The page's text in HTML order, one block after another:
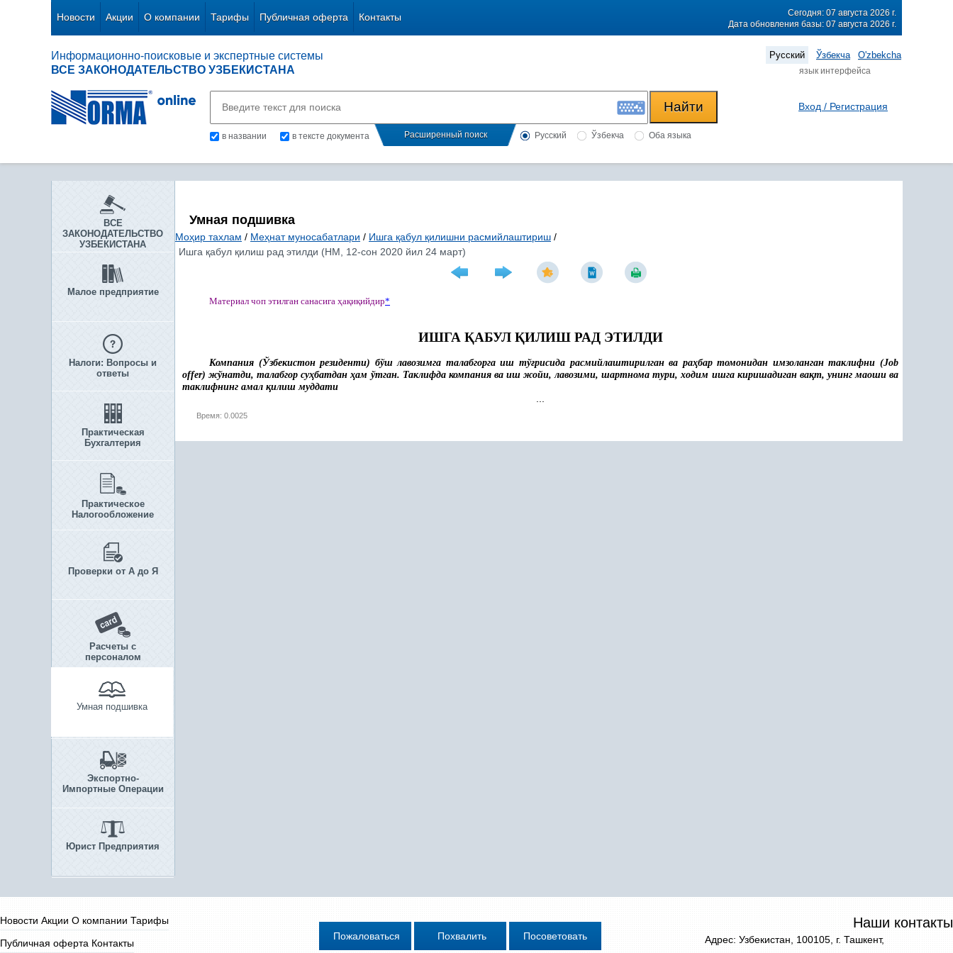
Новости Акции О компании Тарифы Публичная оферта Контакты
Сегодня: 07 августа 2026 г.
Дата обновления базы: 07 августа 2026 г.
Информационно-поисковые и экспертные системы
ВСЕ ЗАКОНОДАТЕЛЬСТВО УЗБЕКИСТАНА
Русский Ўзбекча O'zbekcha
язык интерфейса
в названии в тексте документа Расширенный поиск Русский Ўзбекча Оба языка
Вход / Регистрация
ВСЕ
ЗАКОНОДАТЕЛЬСТВО
УЗБЕКИСТАНА
Малое предприятие
Налоги: Вопросы и
ответы
Практическая
Бухгалтерия
Практическое
Налогообложение
Проверки от А до Я
Расчеты с
персоналом
Умная подшивка
Экспортно-
Импортные Операции
Юрист Предприятия
Умная подшивка
Моҳир тахлам / Меҳнат муносабатлари / Ишга қабул қилишни расмийлаштириш /
Ишга қабул қилиш рад этилди (НМ, 12-сон 2020 йил 24 март)
Материал чоп этилган санасига ҳақиқийдир*
ИШГА ҚАБУЛ ҚИЛИШ РАД ЭТИЛДИ
Компания (Ўзбекистон резиденти) бўш лавозимга талабгорга иш тўғрисида расмийлаштирилган ва раҳбар томонидан имзоланган таклифни (Job
offer) жўнатди, талабгор суҳбатданҳам ўтган. Таклифда компания ва иш жойи, лавозими, шартнома тури, ходим ишга киришадиган вақт, унинг маоши ва
таклифнинг амал қилиш муддати
Время: 0.0025
Новости Акции О компании Тарифы
Публичная оферта Контакты
Наши контакты
Адрес: Узбекистан, 100105, г. Ташкент,